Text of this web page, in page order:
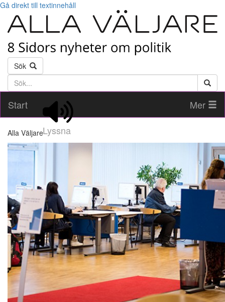
Gå direkt till textinnehåll
Sök
Söktext
Start
Lyssna
Mer
Alla Väljare